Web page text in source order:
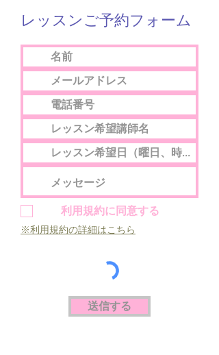
レッスンご予約フォーム
利用規約に同意する
※利用規約の詳細はこちら
送信する